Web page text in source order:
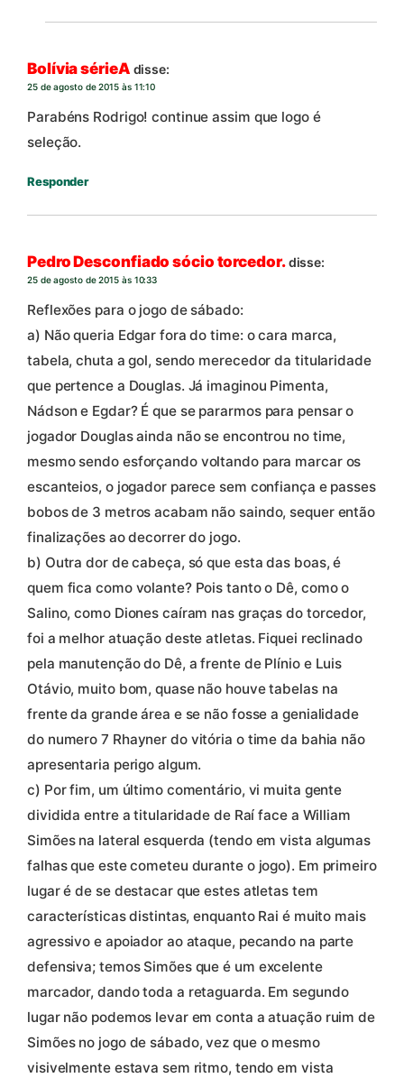
Bolívia sérieA disse:
25 de agosto de 2015 às 11:10
Parabéns Rodrigo! continue assim que logo é
seleção.
Responder
Pedro Desconfiado sócio torcedor.disse:
25 de agosto de 2015 às 10:33
Reflexões para o jogo de sábado:
a) Não queria Edgar fora do time: o cara marca,
tabela, chuta a gol, sendo merecedor da titularidade
que pertence a Douglas. Já imaginou Pimenta,
Nádson e Egdar? É que se pararmos para pensar o
jogador Douglas ainda não se encontrou no time,
mesmo sendo esforçando voltando para marcar os
escanteios, o jogador parece sem confiança e passes
bobos de 3 metros acabam não saindo, sequer então
finalizações ao decorrer do jogo.
b) Outra dor de cabeça, só que esta das boas, é
quem fica como volante? Pois tanto o Dê, como o
Salino, como Diones caíram nas graças do torcedor,
foi a melhor atuação deste atletas. Fiquei reclinado
pela manutenção do Dê, a frente de Plínio e Luis
Otávio, muito bom, quase não houve tabelas na
frente da grande área e se não fosse a genialidade
do numero 7 Rhayner do vitória o time da bahia não
apresentaria perigo algum.
c) Por fim, um último comentário, vi muita gente
dividida entre a titularidade de Raí face a William
Simões na lateral esquerda (tendo em vista algumas
falhas que este cometeu durante o jogo). Em primeiro
lugar é de se destacar que estes atletas tem
características distintas, enquanto Rai é muito mais
agressivo e apoiador ao ataque, pecando na parte
defensiva; temos Simões que é um excelente
marcador, dando toda a retaguarda. Em segundo
lugar não podemos levar em conta a atuação ruim de
Simões no jogo de sábado, vez que o mesmo
visivelmente estava sem ritmo, tendo em vista